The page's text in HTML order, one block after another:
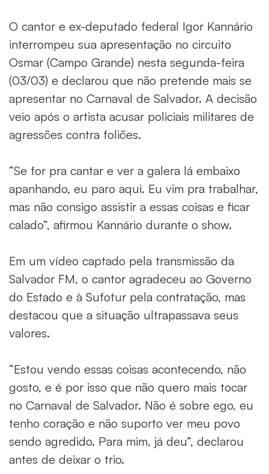
O cantor e ex-deputado federal Igor Kannário
interrompeu sua apresentação no circuito
Osmar (Campo Grande) nesta segunda-feira
(03/03) e declarou que não pretende mais se
apresentar no Carnaval de Salvador. A decisão
veio após o artista acusar policiais militares de
agressões contra foliões.
“Se for pra cantar e ver a galera lá embaixo
apanhando, eu paro aqui. Eu vim pra trabalhar,
mas não consigo assistir a essas coisas e ficar
calado”, afirmou Kannário durante o show.
Em um vídeo captado pela transmissão da
Salvador FM, o cantor agradeceu ao Governo
do Estado e à Sufotur pela contratação, mas
destacou que a situação ultrapassava seus
valores.
“Estou vendo essas coisas acontecendo, não
gosto, e é por isso que não quero mais tocar
no Carnaval de Salvador. Não é sobre ego, eu
tenho coração e não suporto ver meu povo
sendo agredido. Para mim, já deu”, declarou
antes de deixar o trio.